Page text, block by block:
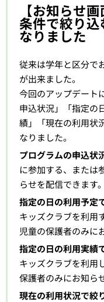
【お知らせ
条件で絞り
なりました
従来は学年と区分で
が出来ました。
今回のアップデート
申込状況」「指定の
績」「現在の利用状
なりました。
プログラムの申込状
に参加する、または
らせを配信できます。
指定の日の利用予定
キッズクラブを利用
児童の保護者のみに
指定の日の利用実績
キッズクラブを利用
保護者のみにお知ら
現在の利用状況で絞